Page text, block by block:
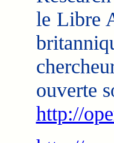
le Libre
ouverte
http://